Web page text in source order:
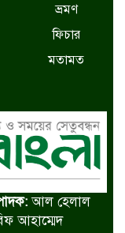
ভ্রমণ
ফিচার
মতামত
আল হেলাল
আহাম্মেদ